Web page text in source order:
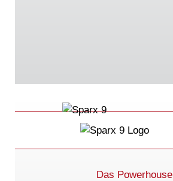
Das Powerhouse